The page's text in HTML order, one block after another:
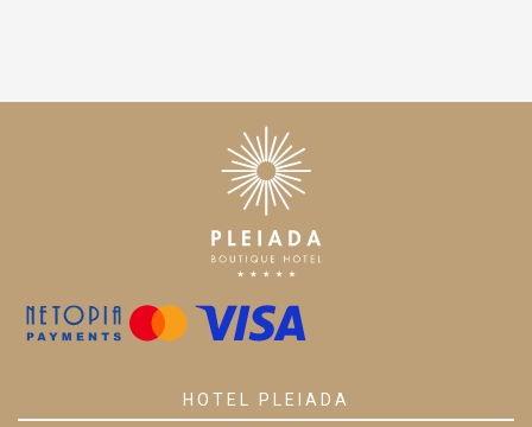
HOTEL PLEIADA